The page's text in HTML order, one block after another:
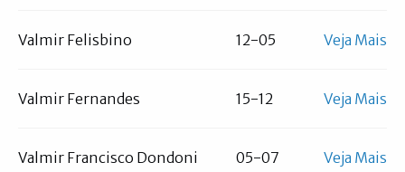
Notícias
Valmir Felisbino 12-05 Veja Mais
Valmir Fernandes 15-12 Veja Mais
Valmir Francisco Dondoni 05-07 Veja Mais